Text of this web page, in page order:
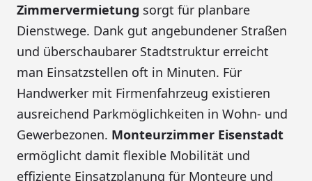
Zimmervermietung sorgt für planbare
Dienstwege. Dank gut angebundener Straßen
und überschaubarer Stadtstruktur erreicht
man Einsatzstellen oft in Minuten. Für
Handwerker mit Firmenfahrzeug existieren
ausreichend Parkmöglichkeiten in Wohn- und
Gewerbezonen. Monteurzimmer Eisenstadt
ermöglicht damit flexible Mobilität und
effiziente Einsatzplanung für Monteure und